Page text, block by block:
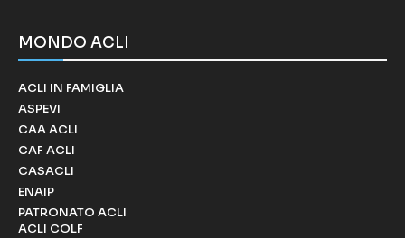
MONDO ACLI
ACLI IN FAMIGLIA
ASPEVI
CAA ACLI
CAF ACLI
CASACLI
ENAIP
PATRONATO ACLI
ACLI COLF